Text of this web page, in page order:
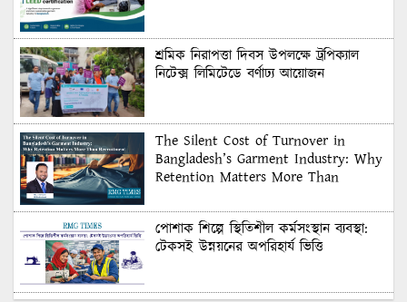
শ্রমিক নিরাপত্তা দিবস উপলক্ষে ট্রপিক্যাল
নিটেক্স লিমিটেডে বর্ণাঢ্য আয়োজন
The Silent Cost of Turnover in
Bangladesh’s Garment Industry: Why
Retention Matters More Than
পোশাক শিল্পে স্থিতিশীল কর্মসংস্থান ব্যবস্থা:
টেকসই উন্নয়নের অপরিহার্য ভিত্তি